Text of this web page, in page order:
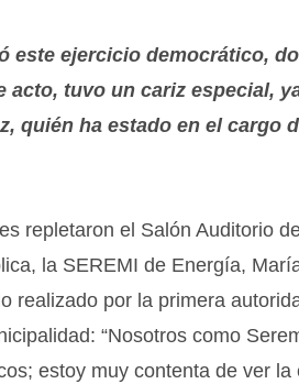
ejercicio democrático,
tuvo un cariz especial,
quién ha estado en el cargo
repletaron el Salón Auditorio
la SEREMI de Energía,
realizado por la primera
“Nosotros como
estoy muy contenta de ver la